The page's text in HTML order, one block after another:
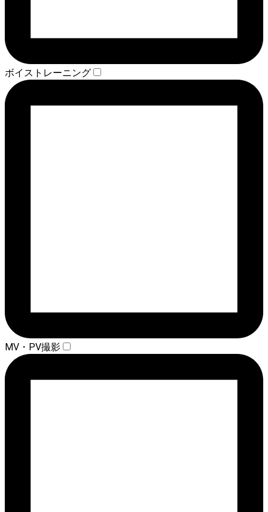
ボイストレーニング
MV・PV撮影